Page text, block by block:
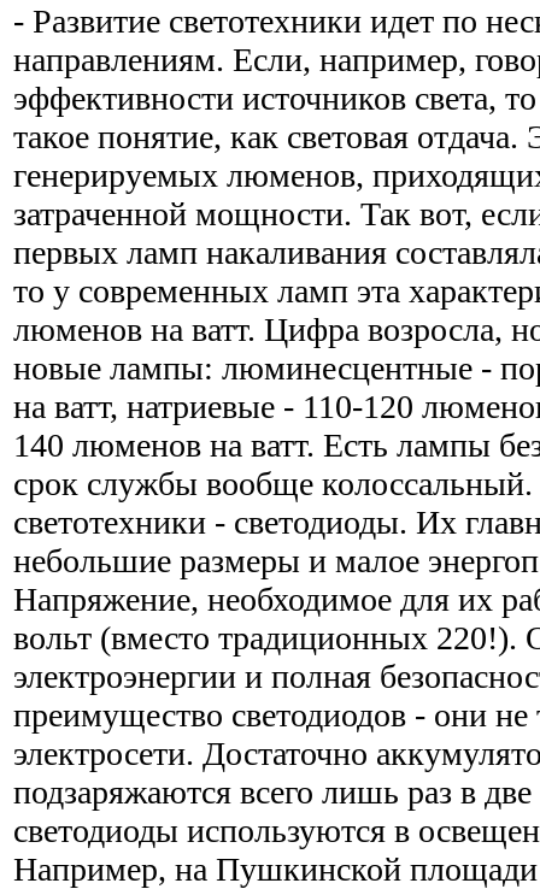
- Развитие светотехники идет по
направлениям. Если, например,
эффективности источников света,
такое понятие, как световая отдача.
генерируемых люменов,
затраченной мощности. Так вот,
первых ламп накаливания
то у современных ламп эта
люменов на ватт. Цифра возросла,
новые лампы: люминесцентные -
на ватт, натриевые - 110-120
140 люменов на ватт. Есть лампы
срок службы вообще
светотехники - светодиоды. Их
небольшие размеры и малое
Напряжение, необходимое для их
вольт (вместо традиционных 220!).
электроэнергии и полная
преимущество светодиодов - они
электросети. Достаточно
подзаряжаются всего лишь раз в
светодиоды используются в
Например, на Пушкинской площади